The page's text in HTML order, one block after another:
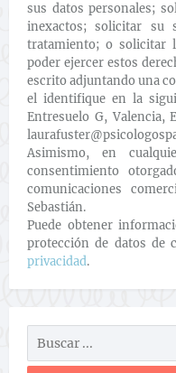
sus datos personales;
inexactos; solicitar su
tratamiento; o solicitar
poder ejercer estos
escrito adjuntando una
el identifique en la
Entresuelo G, Valencia,
Asimismo, en
consentimiento
comunicaciones
Sebastián.
Puede obtener
protección de datos de
privacidad.